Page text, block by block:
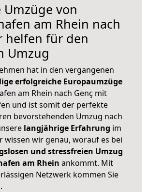
Umzüge von
am Rhein nach
helfen für den
Umzug
hat in den vergangenen
erfolgreiche Europaumzüge
am Rhein nach Genç mit
und ist somit der perfekte
bevorstehenden Umzug nach
langjährige Erfahrung im
wissen wir genau, worauf es bei
und stressfreien Umzug
am Rhein ankommt. Mit
Netzwerk kommen Sie